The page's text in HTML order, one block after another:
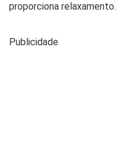
proporciona relaxamento.
Publicidade